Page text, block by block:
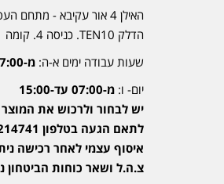
האילן 4 אור עקיבא -
הדלק TEN10. כניסה 4. קומה 1
שעות עבודה ימים א-ה: מ-07:00 עד-20:00
יום- ו: מ-07:00 עד-15:00
יש לבחור ולרכוש את
לתאם הגעה בטלפון 052-3214741
איסוף עצמי לאחר רכישה
צ.ה.ל ושאר כוחות הביטחון